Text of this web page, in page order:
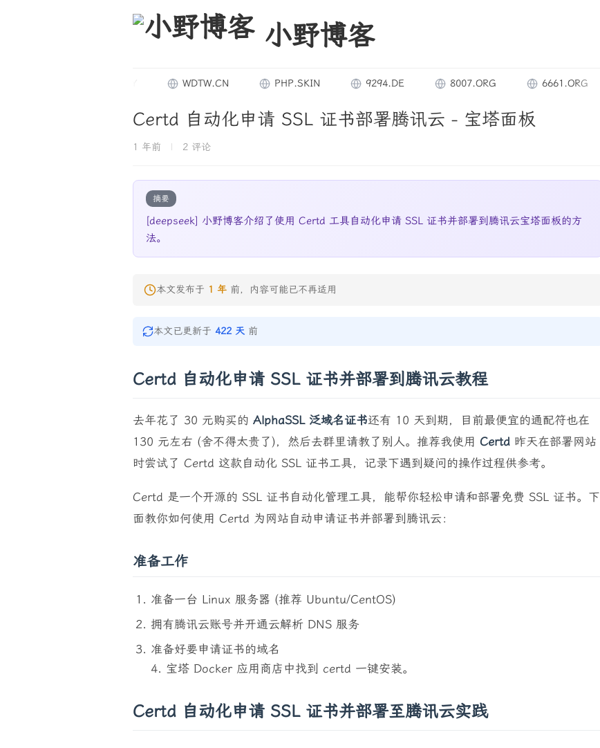
小野博客
WDTW.CN PHP.SKIN 9294.DE 8007.ORG 6661.ORG
Certd 自动化申请 SSL 证书部署腾讯云 - 宝塔面板
1 年前 | 2 评论
摘要
[deepseek] 小野博客介绍了使用 Certd 工具自动化申请 SSL 证书并部署到腾讯云宝塔面板的方
法。
本文发布于 1 年 前，内容可能已不再适用
本文已更新于 422 天 前
Certd 自动化申请 SSL 证书并部署到腾讯云教程
去年花了 30 元购买的 AlphaSSL 泛域名证书还有 10 天到期，目前最便宜的通配符也在
130 元左右 (舍不得太贵了)，然后去群里请教了别人。推荐我使用 Certd 昨天在部署网站
时尝试了 Certd 这款自动化 SSL 证书工具，记录下遇到疑问的操作过程供参考。
Certd 是一个开源的 SSL 证书自动化管理工具，能帮你轻松申请和部署免费 SSL 证书。下
面教你如何使用 Certd 为网站自动申请证书并部署到腾讯云：
准备工作
准备一台 Linux 服务器 (推荐 Ubuntu/CentOS)
拥有腾讯云账号并开通云解析 DNS 服务
准备好要申请证书的域名
4. 宝塔 Docker 应用商店中找到 certd 一键安装。
Certd 自动化申请 SSL 证书并部署至腾讯云实践